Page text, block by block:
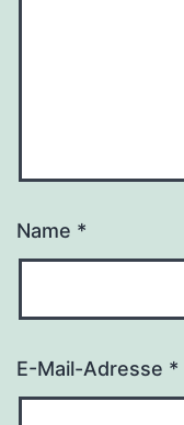
Name *
E-Mail-Adresse *